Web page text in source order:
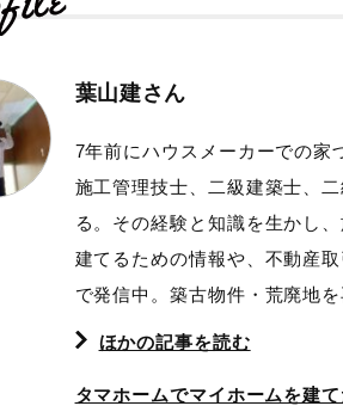
葉山建さん
7年前にハウスメーカーでの家
施工管理技士、二級建築士、
る。その経験と知識を生かし
建てるための情報や、不動産
で発信中。築古物件・荒廃地
ほかの記事を読む
タマホームでマイホームを建